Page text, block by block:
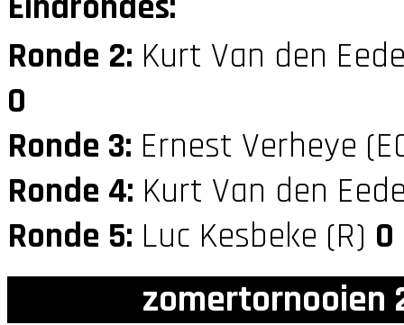
Ronde 2: Kurt Van den
0
Ronde 3: Ernest Verheye
Ronde 4: Kurt Van den
Ronde 5: Luc Kesbeke (R) 0
zomertornooien